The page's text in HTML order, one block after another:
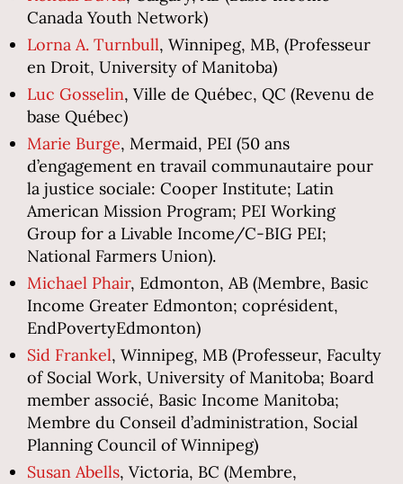
Canada Youth Network)
Lorna A. Turnbull, Winnipeg, MB, (Professeur
en Droit, University of Manitoba)
Luc Gosselin, Ville de Québec, QC (Revenu de
base Québec)
Marie Burge, Mermaid, PEI (50 ans
d’engagement en travail communautaire pour
la justice sociale: Cooper Institute; Latin
American Mission Program; PEI Working
Group for a Livable Income/C-BIG PEI;
National Farmers Union).
Michael Phair, Edmonton, AB (Membre, Basic
Income Greater Edmonton; coprésident,
EndPovertyEdmonton)
Sid Frankel, Winnipeg, MB (Professeur, Faculty
of Social Work, University of Manitoba; Board
member associé, Basic Income Manitoba;
Membre du Conseil d’administration, Social
Planning Council of Winnipeg)
Susan Abells, Victoria, BC (Membre,